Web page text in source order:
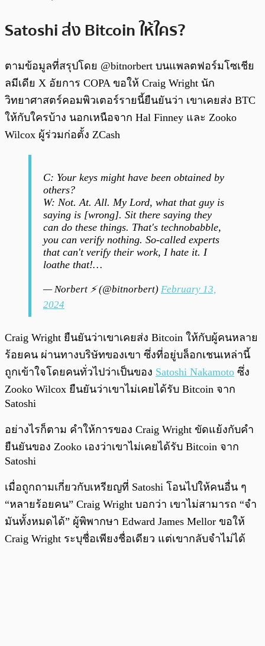
Satoshi ส่ง Bitcoin ให้ใคร?
ตามข้อมูลที่สรุปโดย @bitnorbert บนแพลตฟอร์มโซเชีย
ลมีเดีย X อัยการ COPA ขอให้ Craig Wright นัก
วิทยาศาสตร์คอมพิวเตอร์รายนี้ยืนยันว่า เขาเคยส่ง BTC
ให้กับใครบ้าง นอกเหนือจาก Hal Finney และ Zooko
Wilcox ผู้ร่วมก่อตั้ง ZCash
C: Your keys might have been obtained by
others?
W: Not. At. All. My Lord, what that guy is
saying is [wrong]. Sit there saying they
can do these things. That's technobabble,
you can verify nothing. So-called experts
that can't verify their work, I hate it. I
loathe that!…
— Norbert ⚡️ (@bitnorbert) February 13,
2024
Craig Wright ยืนยันว่าเขาเคยส่ง Bitcoin ให้กับผู้คนหลาย
ร้อยคน ผ่านทางบริษัทของเขา ซึ่งที่อยู่บล็อกเชนเหล่านี้
ถูกเข้าใจโดยคนทั่วไปว่าเป็นของ Satoshi Nakamoto ซึ่ง
Zooko Wilcox ยืนยันว่าเขาไม่เคยได้รับ Bitcoin จาก
Satoshi
อย่างไรก็ตาม คำให้การของ Craig Wright ขัดแย้งกับคำ
ยืนยันของ Zooko เองว่าเขาไม่เคยได้รับ Bitcoin จาก
Satoshi
เมื่อถูกถามเกี่ยวกับเหรียญที่ Satoshi โอนไปให้คนอื่น ๆ
“หลายร้อยคน” Craig Wright บอกว่า เขาไม่สามารถ “จำ
มันทั้งหมดได้” ผู้พิพากษา Edward James Mellor ขอให้
Craig Wright ระบุชื่อเพียงชื่อเดียว แต่เขากลับจำไม่ได้